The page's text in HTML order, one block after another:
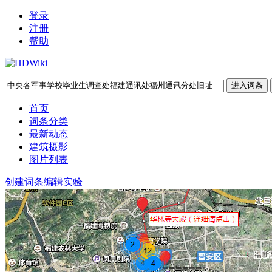
登录
注册
帮助
首页
词条分类
最新动态
建筑摄影
图片列表
创建词条编辑实验